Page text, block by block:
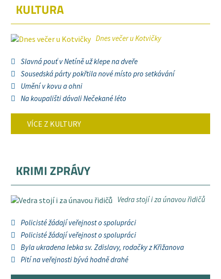
KULTURA
Dnes večer u Kotvičky
Slavná pouť v Netíně už klepe na dveře
Sousedská párty pokřtila nové místo pro setkávání
Umění v kovu a ohni
Na koupališti dávali Nečekané léto
VÍCE Z KULTURY
KRIMI ZPRÁVY
Vedra stojí i za únavou řidičů
Policisté žádají veřejnost o spolupráci
Policisté žádají veřejnost o spolupráci
Byla ukradena lebka sv. Zdislavy, rodačky z Křižanova
Pití na veřejnosti bývá hodně drahé